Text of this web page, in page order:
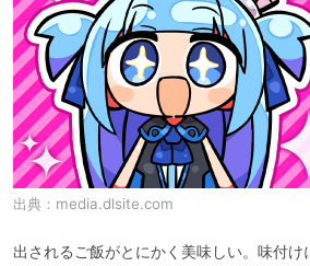
出典： media.dlsite.com
出されるご飯がとにかく美味しい。味付け